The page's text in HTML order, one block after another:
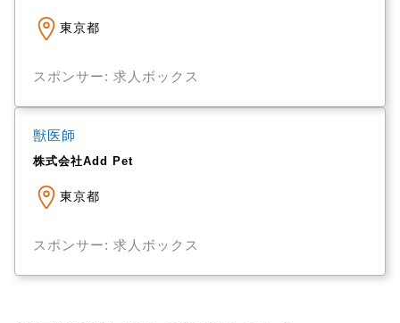
東京都
スポンサー: 求人ボックス
獣医師
株式会社Add Pet
東京都
スポンサー: 求人ボックス